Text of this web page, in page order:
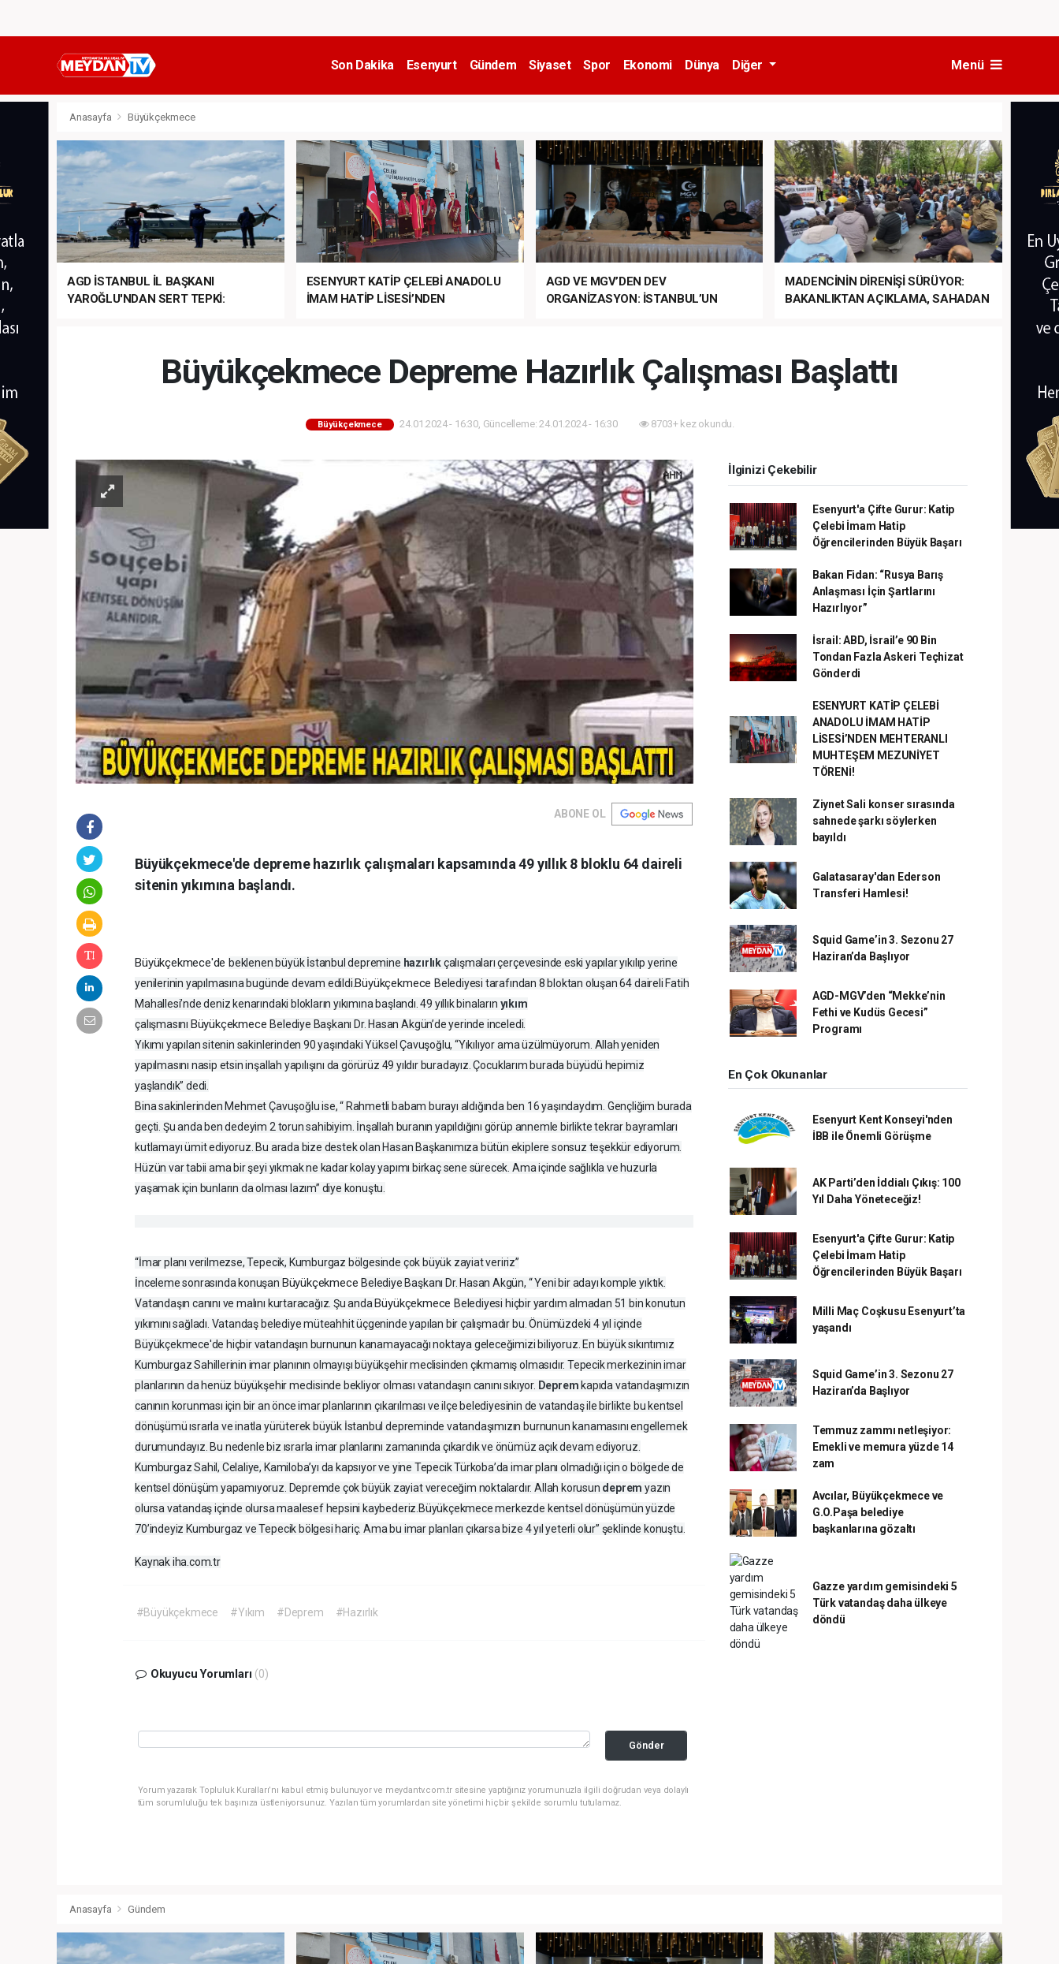
Son Dakika Esenyurt Gündem Siyaset Spor Ekonomi Dünya Diğer Menü
Anasayfa Büyükçekmece
AGD İSTANBUL İL BAŞKANI
YAROĞLU'NDAN SERT TEPKİ:
ESENYURT KATİP ÇELEBİ ANADOLU
İMAM HATİP LİSESİ’NDEN
AGD VE MGV’DEN DEV
ORGANİZASYON: İSTANBUL’UN
MADENCİNİN DİRENİŞİ SÜRÜYOR:
BAKANLIKTAN AÇIKLAMA, SAHADAN
Büyükçekmece Depreme Hazırlık Çalışması Başlattı
Büyükçekmece 24.01.2024 - 16:30, Güncelleme: 24.01.2024 - 16:30 8703+ kez okundu.
ABONE OL
Büyükçekmece'de depreme hazırlık çalışmaları kapsamında 49 yıllık 8 bloklu 64 daireli
sitenin yıkımına başlandı.
Büyükçekmece'debeklenen büyük İstanbul depremine hazırlıkçalışmaları çerçevesinde eski yapılar yıkılıp yerine
yenilerinin yapılmasına bugünde devam edildi.Büyükçekmece Belediyesi tarafından 8 bloktan oluşan 64 daireli Fatih
Mahallesi’nde deniz kenarındaki blokların yıkımına başlandı. 49 yıllık binaların yıkım
çalışmasını BüyükçekmeceBelediye Başkanı Dr. Hasan Akgün’de yerinde inceledi.
Yıkımı yapılan sitenin sakinlerinden 90 yaşındaki Yüksel Çavuşoğlu, “Yıkılıyor ama üzülmüyorum. Allah yeniden
yapılmasını nasip etsin inşallah yapılışını da görürüz 49 yıldır buradayız. Çocuklarım burada büyüdü hepimiz
yaşlandık” dedi.
Bina sakinlerinden Mehmet Çavuşoğlu ise, “ Rahmetli babam burayı aldığında ben 16 yaşındaydım. Gençliğim burada
geçti. Şu anda ben dedeyim 2 torun sahibiyim. İnşallah buranın yapıldığını görüp annemle birlikte tekrar bayramları
kutlamayı ümit ediyoruz. Bu arada bize destek olan Hasan Başkanımıza bütün ekiplere sonsuz teşekkür ediyorum.
Hüzün var tabii ama bir şeyi yıkmak ne kadar kolay yapımı birkaç sene sürecek. Ama içinde sağlıkla ve huzurla
yaşamak için bunların da olması lazım” diye konuştu.
“İmar planı verilmezse, Tepecik, Kumburgaz bölgesinde çok büyük zayiat veririz”
İnceleme sonrasında konuşan BüyükçekmeceBelediye Başkanı Dr. Hasan Akgün, “ Yeni bir adayı komple yıktık.
Vatandaşın canını ve malını kurtaracağız. Şu andaBüyükçekmece Belediyesi hiçbir yardım almadan 51 bin konutun
yıkımını sağladı. Vatandaş belediye müteahhit üçgeninde yapılan bir çalışmadır bu. Önümüzdeki 4 yıl içinde
Büyükçekmece'de hiçbir vatandaşın burnunun kanamayacağı noktaya geleceğimizi biliyoruz. En büyük sıkıntımız
Kumburgaz Sahillerinin imar planının olmayışı büyükşehir meclisinden çıkmamış olmasıdır. Tepecik merkezinin imar
planlarının da henüz büyükşehir meclisinde bekliyor olması vatandaşın canını sıkıyor. Depremkapıda vatandaşımızın
canının korunması için bir an önce imar planlarının çıkarılması ve ilçe belediyesinin de vatandaş ile birlikte bu kentsel
dönüşümü ısrarla ve inatla yürüterek büyük İstanbul depreminde vatandaşımızın burnunun kanamasını engellemek
durumundayız. Bu nedenle biz ısrarla imar planlarını zamanında çıkardık ve önümüz açık devam ediyoruz.
Kumburgaz Sahil, Celaliye, Kamiloba’yı da kapsıyor ve yine Tepecik Türkoba’da imar planı olmadığı için o bölgede de
kentsel dönüşüm yapamıyoruz. Depremde çok büyük zayiat vereceğim noktalardır. Allah korusun depremyazın
olursa vatandaş içinde olursa maalesef hepsini kaybederiz.Büyükçekmece merkezde kentsel dönüşümün yüzde
70’indeyiz Kumburgaz ve Tepecik bölgesi hariç. Ama bu imar planları çıkarsa bize 4 yıl yeterli olur” şeklinde konuştu.
Kaynak iha.com.tr
#Büyükçekmece #Yıkım #Deprem #Hazırlık
Okuyucu Yorumları (0)
Gönder
Yorum yazarak Topluluk Kuralları’nı kabul etmiş bulunuyor ve meydantv.com.tr sitesine yaptığınız yorumunuzla ilgili doğrudan veya dolaylı
tüm sorumluluğu tek başınıza üstleniyorsunuz. Yazılan tüm yorumlardan site yönetimi hiçbir şekilde sorumlu tutulamaz.
İlginizi Çekebilir
Esenyurt'a Çifte Gurur: Katip
Çelebi İmam Hatip
Öğrencilerinden Büyük Başarı
Bakan Fidan: “Rusya Barış
Anlaşması İçin Şartlarını
Hazırlıyor”
İsrail: ABD, İsrail’e 90 Bin
Tondan Fazla Askeri Teçhizat
Gönderdi
ESENYURT KATİP ÇELEBİ
ANADOLU İMAM HATİP
LİSESİ’NDEN MEHTERANLI
MUHTEŞEM MEZUNİYET
TÖRENİ!
Ziynet Sali konser sırasında
sahnede şarkı söylerken
bayıldı
Galatasaray'dan Ederson
Transferi Hamlesi!
Squid Game’in 3. Sezonu 27
Haziran’da Başlıyor
AGD-MGV’den “Mekke’nin
Fethi ve Kudüs Gecesi”
Programı
En Çok Okunanlar
Esenyurt Kent Konseyi'nden
İBB ile Önemli Görüşme
AK Parti’den İddialı Çıkış: 100
Yıl Daha Yöneteceğiz!
Esenyurt'a Çifte Gurur: Katip
Çelebi İmam Hatip
Öğrencilerinden Büyük Başarı
Milli Maç Coşkusu Esenyurt’ta
yaşandı
Squid Game’in 3. Sezonu 27
Haziran’da Başlıyor
Temmuz zammı netleşiyor:
Emekli ve memura yüzde 14
zam
Avcılar, Büyükçekmece ve
G.O.Paşa belediye
başkanlarına gözaltı
Gazze yardım gemisindeki 5
Türk vatandaş daha ülkeye
döndü
Anasayfa Gündem